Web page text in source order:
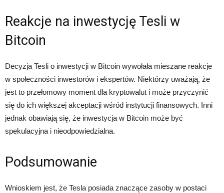
Reakcje na inwestycję Tesli w
Bitcoin
Decyzja Tesli o inwestycji w Bitcoin wywołała mieszane reakcje
w społeczności inwestorów i ekspertów. Niektórzy uważają, że
jest to przełomowy moment dla kryptowalut i może przyczynić
się do ich większej akceptacji wśród instytucji finansowych. Inni
jednak obawiają się, że inwestycja w Bitcoin może być
spekulacyjna i nieodpowiedzialna.
Podsumowanie
Wnioskiem jest, że Tesla posiada znaczące zasoby w postaci